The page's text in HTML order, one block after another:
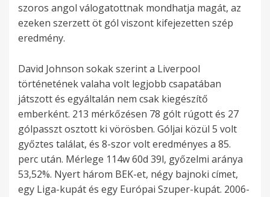
szoros angol válogatottnak mondhatja magát, az
ezeken szerzett öt gól viszont kifejezetten szép
eredmény.
David Johnson sokak szerint a Liverpool
történetének valaha volt legjobb csapatában
játszott és egyáltalán nem csak kiegészítő
emberként. 213 mérkőzésen 78 gólt rúgott és 27
gólpasszt osztott ki vörösben. Góljai közül 5 volt
győztes találat, és 8-szor volt eredményes a 85.
perc után. Mérlege 114w 60d 39l, győzelmi aránya
53,52%. Nyert három BEK-et, négy bajnoki címet,
egy Liga-kupát és egy Európai Szuper-kupát. 2006-